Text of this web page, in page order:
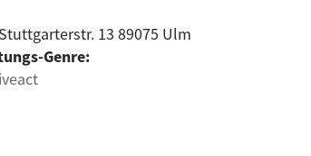
13 89075 Ulm
Genre: